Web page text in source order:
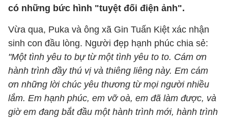
có những bức hình "tuyệt đối điện ảnh".
Vừa qua, Puka và ông xã Gin Tuấn Kiệt xác nhận
sinh con đầu lòng. Người đẹp hạnh phúc chia sẻ:
"Một tình yêu to bự từ một tình yêu to to. Cám ơn
hành trình đầy thú vị và thiêng liêng này. Em cám
ơn những lời chúc yêu thương từ mọi người nhiều
lắm. Em hạnh phúc, em vỡ oà, em đã làm được, và
giờ em đang bắt đầu một hành trình mới, hành trình